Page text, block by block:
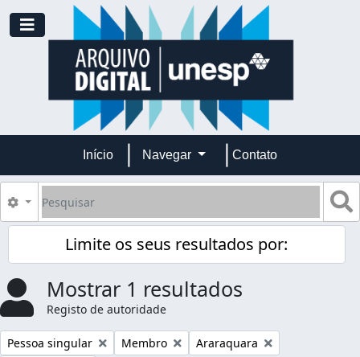
Skip to main content
Toggle navigation
Início Navegar Contato
Pesquisar
Opções de busca
Limite os seus resultados por:
Mostrar 1 resultados
Registo de autoridade
Remover filtro:
Pessoa singular Remover filtro:
Membro Remover filtro:
Araraquara